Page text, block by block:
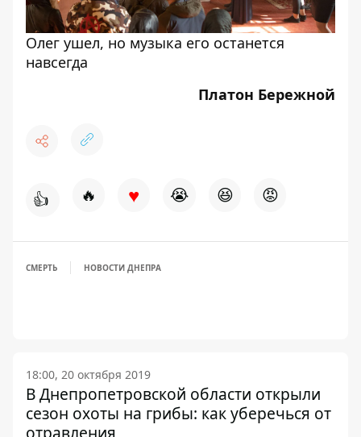
Олег ушел, но музыка его останется
навсегда
Платон Бережной
👍 🔥 ♥ 😭 😆 😡
СМЕРТЬ НОВОСТИ ДНЕПРА
18:00, 20 октября 2019
В Днепропетровской области открыли
сезон охоты на грибы: как уберечься от
отравления